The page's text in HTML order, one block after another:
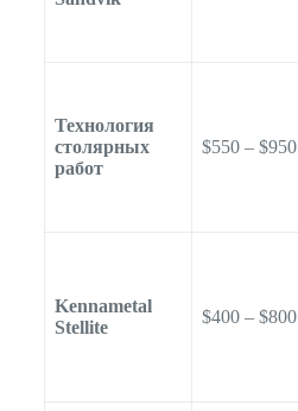
Технология
столярных
работ
$550 – $950
Kennametal
Stellite
$400 – $800